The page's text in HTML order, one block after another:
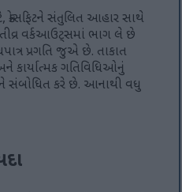
સંતુલિત આહાર સાથે
વર્કઆઉટ્સમાં ભાગ લે છે
પ્રગતિ જુએ છે. તાકાત
કાર્યાત્મક ગતિવિધિઓનું
સંબોધિત કરે છે. આનાથી વધુ